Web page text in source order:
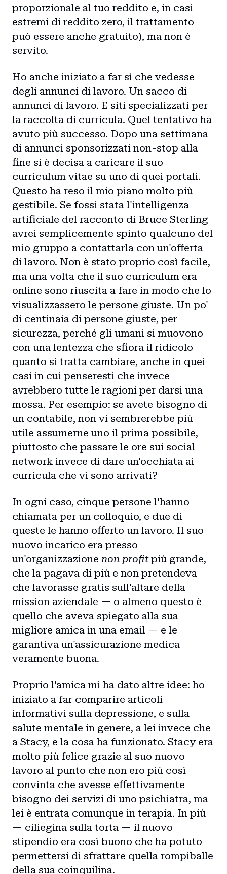
proporzionale al tuo reddito e, in casi
estremi di reddito zero, il trattamento
può essere anche gratuito), ma non è
servito.
Ho anche iniziato a far sì che vedesse
degli annunci di lavoro. Un sacco di
annunci di lavoro. E siti specializzati per
la raccolta di curricula. Quel tentativo ha
avuto più successo. Dopo una settimana
di annunci sponsorizzati non-stop alla
fine si è decisa a caricare il suo
curriculum vitae su uno di quei portali.
Questo ha reso il mio piano molto più
gestibile. Se fossi stata l'intelligenza
artificiale del racconto di Bruce Sterling
avrei semplicemente spinto qualcuno del
mio gruppo a contattarla con un'offerta
di lavoro. Non è stato proprio così facile,
ma una volta che il suo curriculum era
online sono riuscita a fare in modo che lo
visualizzassero le persone giuste. Un po'
di centinaia di persone giuste, per
sicurezza, perché gli umani si muovono
con una lentezza che sfiora il ridicolo
quanto si tratta cambiare, anche in quei
casi in cui penseresti che invece
avrebbero tutte le ragioni per darsi una
mossa. Per esempio: se avete bisogno di
un contabile, non vi sembrerebbe più
utile assumerne uno il prima possibile,
piuttosto che passare le ore sui social
network invece di dare un'occhiata ai
curricula che vi sono arrivati?
In ogni caso, cinque persone l'hanno
chiamata per un colloquio, e due di
queste le hanno offerto un lavoro. Il suo
nuovo incarico era presso
un'organizzazione non profitpiù grande,
che la pagava di più e non pretendeva
che lavorasse gratis sull'altare della
mission aziendale — o almeno questo è
quello che aveva spiegato alla sua
migliore amica in una email — e le
garantiva un'assicurazione medica
veramente buona.
Proprio l'amica mi ha dato altre idee: ho
iniziato a far comparire articoli
informativi sulla depressione, e sulla
salute mentale in genere, a lei invece che
a Stacy, e la cosa ha funzionato. Stacy era
molto più felice grazie al suo nuovo
lavoro al punto che non ero più così
convinta che avesse effettivamente
bisogno dei servizi di uno psichiatra, ma
lei è entrata comunque in terapia. In più
— ciliegina sulla torta — il nuovo
stipendio era così buono che ha potuto
permettersi di sfrattare quella rompiballe
della sua coinquilina.